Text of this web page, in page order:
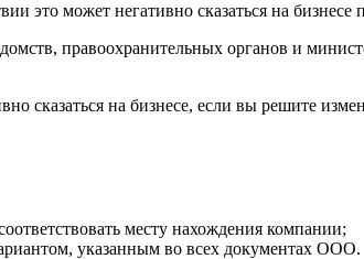
это может негативно сказаться на
правоохранительных органов и
сказаться на бизнесе, если вы решите
месту нахождения компании;
указанным во всех документах ООО.